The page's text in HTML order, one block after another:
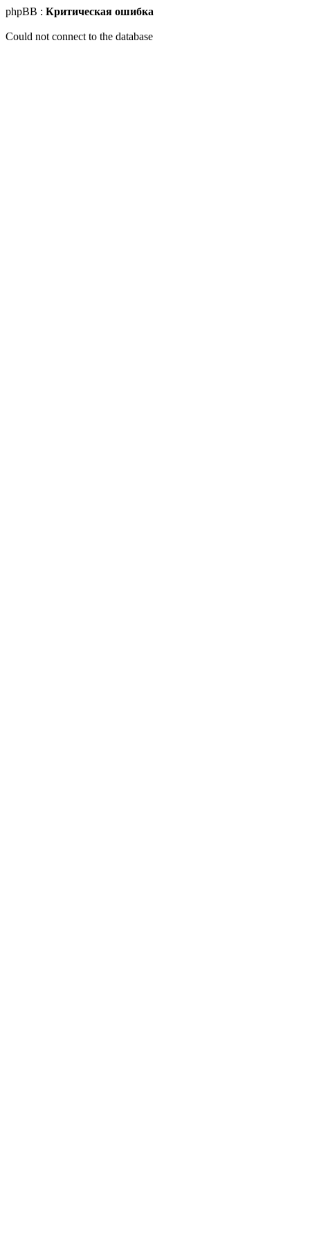
phpBB : Критическая ошибка
Could not connect to the database